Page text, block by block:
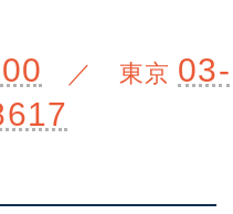
／ 東京 03-